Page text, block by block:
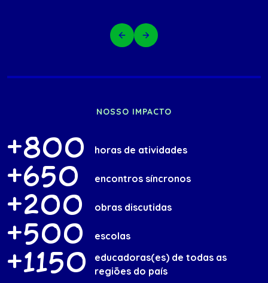
NOSSO IMPACTO
+800 horas de atividades
+650 encontros síncronos
+200 obras discutidas
+500 escolas
+1150
educadoras(es) de todas as
regiões do país